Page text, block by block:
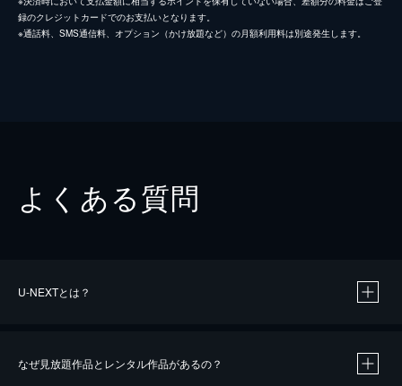
録のクレジットカードでのお支払いとなります。
※通話料、SMS通信料、オプション（かけ放題など）の月額利用料は別途発生します。
よくある質問
U-NEXTとは？
なぜ見放題作品とレンタル作品があるの？